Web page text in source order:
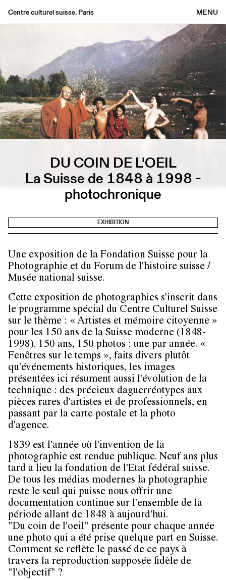
MENU
Centre culturel suisse. Paris
Archives
Medias
Publications
About
DU COIN DE L'OEIL
La Suisse de 1848 à 1998 -
photochronique
EXHIBITION
Une exposition de la Fondation Suisse pour la
Photographie et du Forum de l'histoire suisse /
Musée national suisse.
Cette exposition de photographies s'inscrit dans
le programme spécial du Centre Culturel Suisse
sur le thème : « Artistes et mémoire citoyenne »
pour les 150 ans de la Suisse moderne (1848-
1998). 150 ans, 150 photos : une par année. «
Fenêtres sur le temps », faits divers plutôt
qu'événements historiques, les images
présentées ici résument aussi l'évolution de la
technique : des précieux daguerréotypes aux
pièces rares d'artistes et de professionnels, en
passant par la carte postale et la photo
d'agence.
1839 est l'année où l'invention de la
photographie est rendue publique. Neuf ans plus
tard a lieu la fondation de l'Etat fédéral suisse.
De tous les médias modernes la photographie
reste le seul qui puisse nous offrir une
documentation continue sur l'ensemble de la
période allant de 1848 à aujourd'hui.
"Du coin de l'oeil" présente pour chaque année
une photo qui a été prise quelque part en Suisse.
Comment se reflète le passé de ce pays à
travers la reproduction supposée fidèle de
"l'objectif" ?